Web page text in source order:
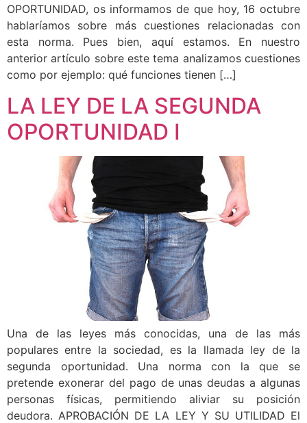
OPORTUNIDAD, os informamos de que hoy, 16 octubre
hablaríamos sobre más cuestiones relacionadas con
esta norma. Pues bien, aquí estamos. En nuestro
anterior artículo sobre este tema analizamos cuestiones
como por ejemplo: qué funciones tienen […]
LA LEY DE LA SEGUNDA
OPORTUNIDAD I
Una de las leyes más conocidas, una de las más
populares entre la sociedad, es la llamada ley de la
segunda oportunidad. Una norma con la que se
pretende exonerar del pago de unas deudas a algunas
personas físicas, permitiendo aliviar su posición
deudora. APROBACIÓN DE LA LEY Y SU UTILIDAD El